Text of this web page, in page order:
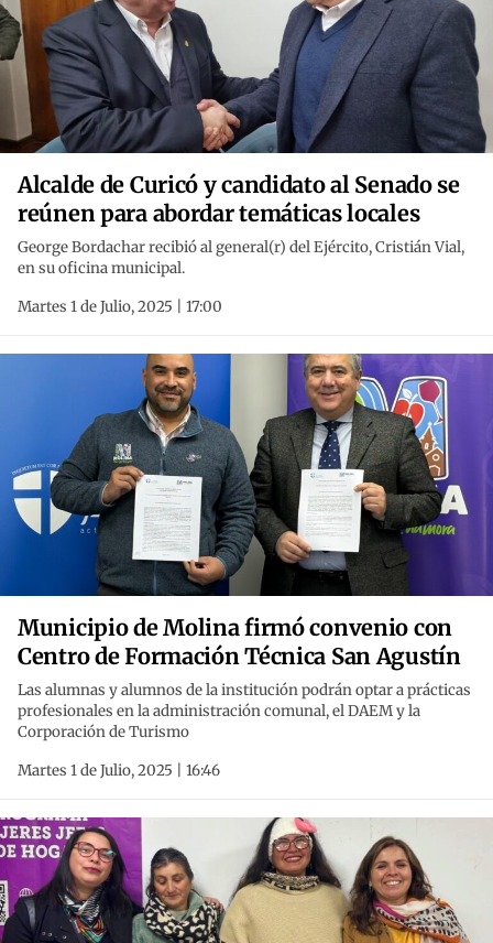
Alcalde de Curicó y candidato al Senado se
reúnen para abordar temáticas locales
George Bordachar recibió al general(r) del Ejército, Cristián Vial,
en su oficina municipal.
Martes 1 de Julio, 2025 | 17:00
Municipio de Molina firmó convenio con
Centro de Formación Técnica San Agustín
Las alumnas y alumnos de la institución podrán optar a prácticas
profesionales en la administración comunal, el DAEM y la
Corporación de Turismo
Martes 1 de Julio, 2025 | 16:46